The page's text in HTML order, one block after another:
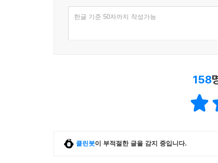
한글 기준 50자까지 작성가능
158
클린봇이 부적절한 글을 감지 중입니다.